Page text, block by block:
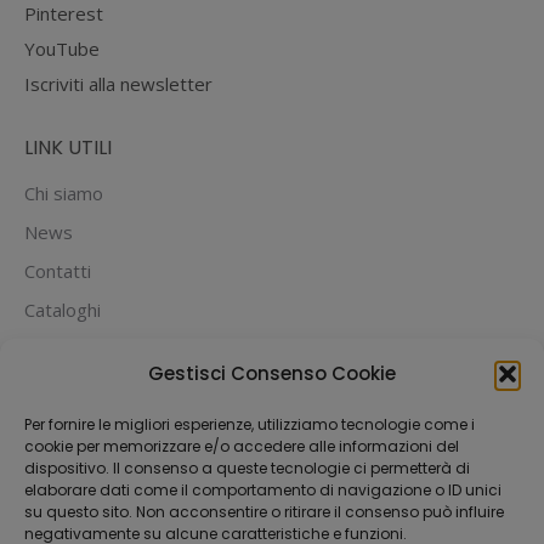
Gestisci Consenso Cookie
Per fornire le migliori esperienze, utilizziamo tecnologie come i
cookie per memorizzare e/o accedere alle informazioni del
dispositivo. Il consenso a queste tecnologie ci permetterà di
elaborare dati come il comportamento di navigazione o ID unici
su questo sito. Non acconsentire o ritirare il consenso può influire
negativamente su alcune caratteristiche e funzioni.
Pinterest
YouTube
Iscriviti alla newsletter
LINK UTILI
Chi siamo
News
Contatti
Cataloghi
PUOI PAGARE CON: